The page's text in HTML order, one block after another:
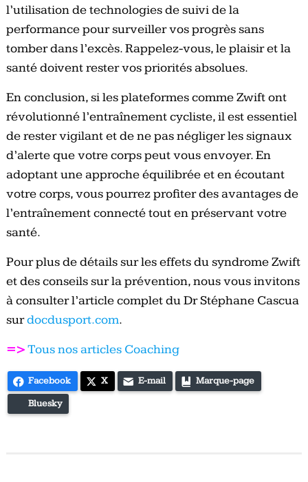
l’utilisation de technologies de suivi de la
performance pour surveiller vos progrès sans
tomber dans l’excès. Rappelez-vous, le plaisir et la
santé doivent rester vos priorités absolues.
En conclusion, si les plateformes comme Zwift ont
révolutionné l’entraînement cycliste, il est essentiel
de rester vigilant et de ne pas négliger les signaux
d’alerte que votre corps peut vous envoyer. En
adoptant une approche équilibrée et en écoutant
votre corps, vous pourrez profiter des avantages de
l’entraînement connecté tout en préservant votre
santé.
Pour plus de détails sur les effets du syndrome Zwift
et des conseils sur la prévention, nous vous invitons
à consulter l’article complet du Dr Stéphane Cascua
surdocdusport.com.
=>Tous nos articles Coaching
Facebook X E-mail Marque-page
Bluesky